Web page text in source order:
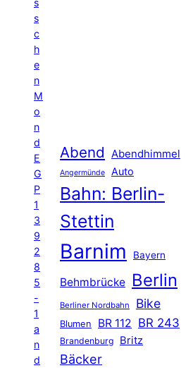
s
s
c
h
e
n
M
o
n
d
E
G
P
1
3
9
2
8
5
-
1
a
n
d
Abend Abendhimmel
Angermünde Auto
Bahn: Berlin-
Stettin
Barnim Bayern
Behmbrücke Berlin
Berliner Nordbahn Bike
Blumen BR 112 BR 243
Brandenburg Britz
Bäcker